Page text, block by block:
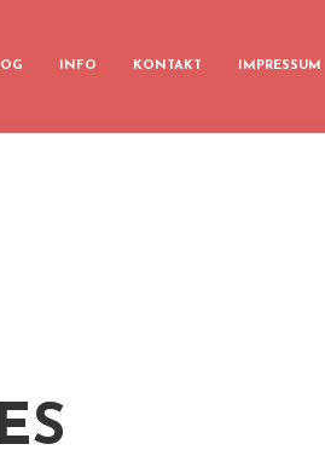
INFO KONTAKT IMPRESSUM